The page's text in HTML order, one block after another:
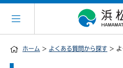
ホーム > よくある質問から探す > よ